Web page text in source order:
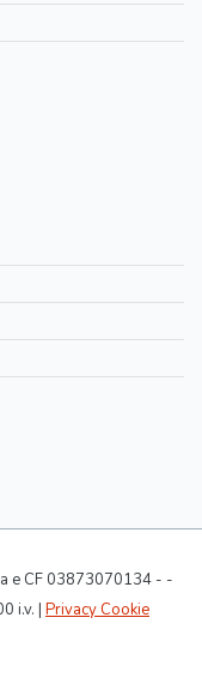
e CF 03873070134 - -
i.v. | Privacy Cookie